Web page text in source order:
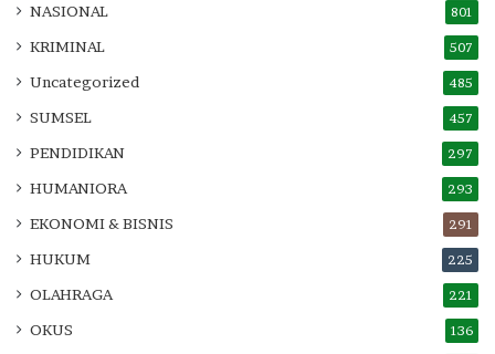
NASIONAL 801
KRIMINAL 507
Uncategorized 485
SUMSEL 457
PENDIDIKAN 297
HUMANIORA 293
EKONOMI & BISNIS 291
HUKUM 225
OLAHRAGA 221
OKUS 136